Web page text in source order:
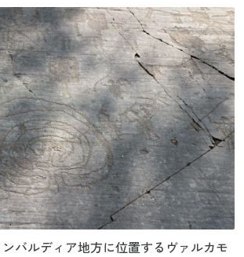
バルディア地方に位置するヴァルカモ